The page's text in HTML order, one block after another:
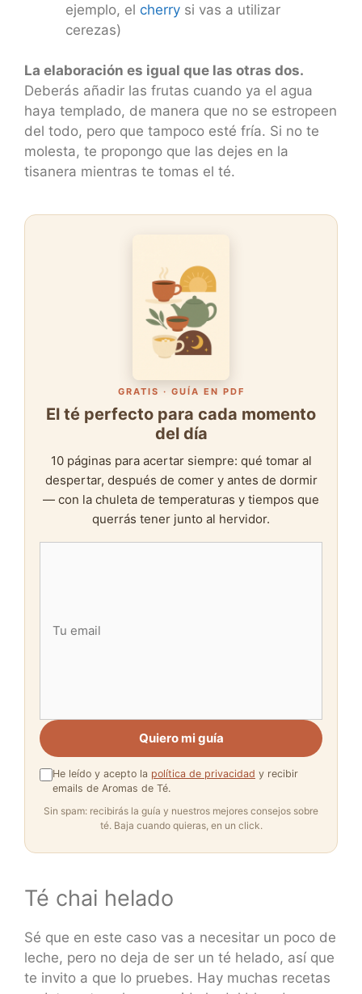
ejemplo, el cherry si vas a utilizar
cerezas)
La elaboración es igual que las otras dos.
Deberás añadir las frutas cuando ya el agua
haya templado, de manera que no se estropeen
del todo, pero que tampoco esté fría. Si no te
molesta, te propongo que las dejes en la
tisanera mientras te tomas el té.
GRATIS · GUÍA EN PDF
El té perfecto para cada momento
del día
10 páginas para acertar siempre: qué tomar al
despertar, después de comer y antes de dormir
— con la chuleta de temperaturas y tiempos que
querrás tener junto al hervidor.
Quiero mi guía
He leído y acepto la política de privacidad y recibir
emails de Aromas de Té.
Sin spam: recibirás la guía y nuestros mejores consejos sobre
té. Baja cuando quieras, en un click.
Té chai helado
Sé que en este caso vas a necesitar un poco de
leche, pero no deja de ser un té helado, así que
te invito a que lo pruebes. Hay muchas recetas